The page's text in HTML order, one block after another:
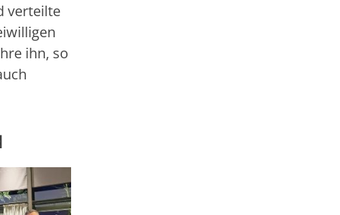
verteilte
ihn, so